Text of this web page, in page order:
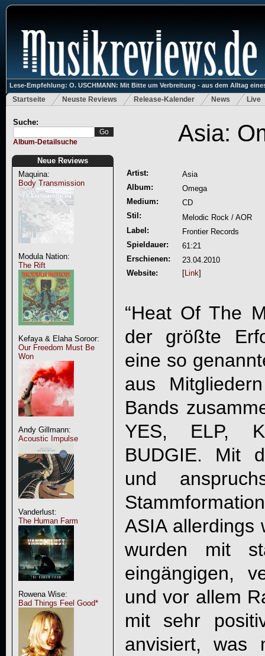
Lese-Empfehlung: O. USCHMANN: Mit Bitte um Verbreitung - aus dem Alltag
Startseite Neuste Reviews Release-Kalender News Live
Suche:
Album-Detailsuche
Neue Reviews
Maquina:
Body Transmission
Modula Nation:
The Rift
Kefaya & Elaha Soroor:
Our Freedom Must Be
Won
Andy Gillmann:
Acoustic Impulse
Vanderlust:
The Human Farm
Rowena Wise:
Bad Things Feel Good*
Asia:
Artist:
Asia
Album:
Omega
Medium:
CD
Stil:
Melodic Rock / AOR
Label:
Frontier Records
Spieldauer:
61:21
Erschienen:
23.04.2010
Website:
[Link]
“Heat Of The
der größte
eine so
aus
Bands
YES, ELP,
BUDGIE. Mit
und
ASIA allerdings
wurden mit
eingängigen,
und vor allem
mit sehr
anvisiert, was